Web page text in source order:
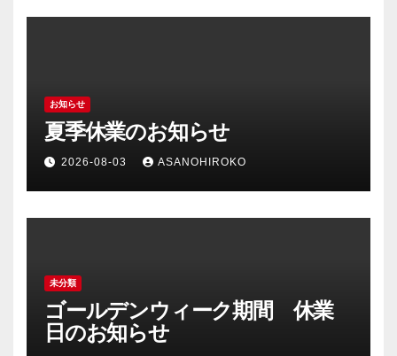
お知らせ
夏季休業のお知らせ
2026-08-03 ASANOHIROKO
未分類
ゴールデンウィーク期間 休業
日のお知らせ